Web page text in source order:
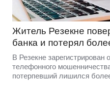
Житель Резекне
банка и потерял
В Резекне зарегистрирован
телефонного
потерпевший лишился